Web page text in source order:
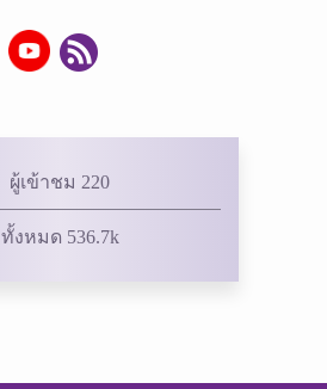
ผู้เข้าชม 220
ทั้งหมด 536.7k